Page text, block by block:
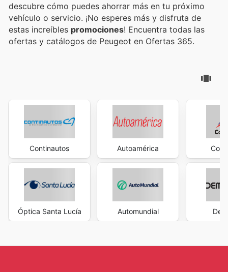
descubre cómo puedes ahorrar más en tu próximo
vehículo o servicio. ¡No esperes más y disfruta de
estas increíbles promociones! Encuentra todas las
ofertas y catálogos de Peugeot en Ofertas 365.
Continautos
Óptica Santa Lucía
Autoamérica
Automundial